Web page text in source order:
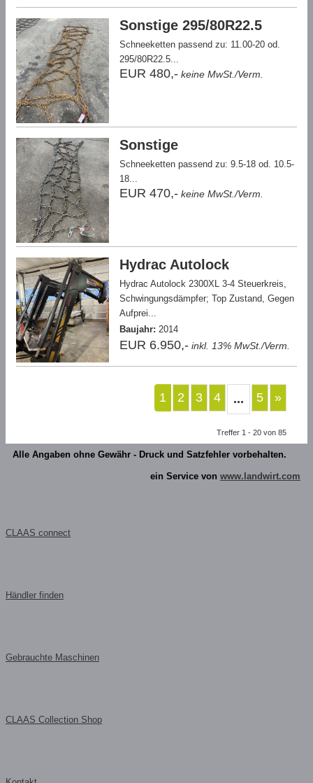
Sonstige 295/80R22.5
Schneeketten passend zu: 11.00-20 od.
295/80R22.5...
EUR 480,- keine MwSt./Verm.
Sonstige
Schneeketten passend zu: 9.5-18 od. 10.5-
18...
EUR 470,- keine MwSt./Verm.
Hydrac Autolock
Hydrac Autolock 2300XL 3-4 Steuerkreis,
Schwingungsdämpfer; Top Zustand, Gegen
Aufprei...
Baujahr: 2014
EUR 6.950,- inkl. 13% MwSt./Verm.
1 2 3 4 ... 5 »
Treffer 1 - 20 von 85
Alle Angaben ohne Gewähr - Druck und Satzfehler vorbehalten.
ein Service von www.landwirt.com
CLAAS connect
Händler finden
Gebrauchte Maschinen
CLAAS Collection Shop